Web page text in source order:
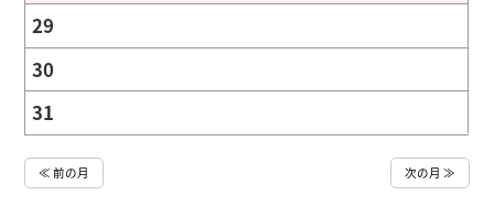
29
30
31
≪ 前の月 次の月 ≫